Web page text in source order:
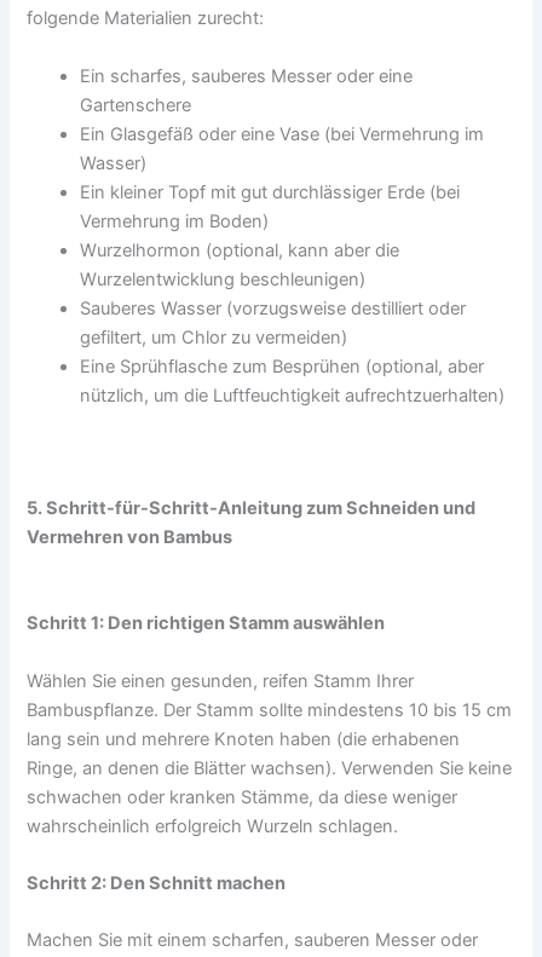
folgende Materialien zurecht:
Ein scharfes, sauberes Messer oder eine
Gartenschere
Ein Glasgefäß oder eine Vase (bei Vermehrung im
Wasser)
Ein kleiner Topf mit gut durchlässiger Erde (bei
Vermehrung im Boden)
Wurzelhormon (optional, kann aber die
Wurzelentwicklung beschleunigen)
Sauberes Wasser (vorzugsweise destilliert oder
gefiltert, um Chlor zu vermeiden)
Eine Sprühflasche zum Besprühen (optional, aber
nützlich, um die Luftfeuchtigkeit aufrechtzuerhalten)
5. Schritt-für-Schritt-Anleitung zum Schneiden und
Vermehren von Bambus
Schritt 1: Den richtigen Stamm auswählen
Wählen Sie einen gesunden, reifen Stamm Ihrer
Bambuspflanze. Der Stamm sollte mindestens 10 bis 15 cm
lang sein und mehrere Knoten haben (die erhabenen
Ringe, an denen die Blätter wachsen). Verwenden Sie keine
schwachen oder kranken Stämme, da diese weniger
wahrscheinlich erfolgreich Wurzeln schlagen.
Schritt 2: Den Schnitt machen
Machen Sie mit einem scharfen, sauberen Messer oder